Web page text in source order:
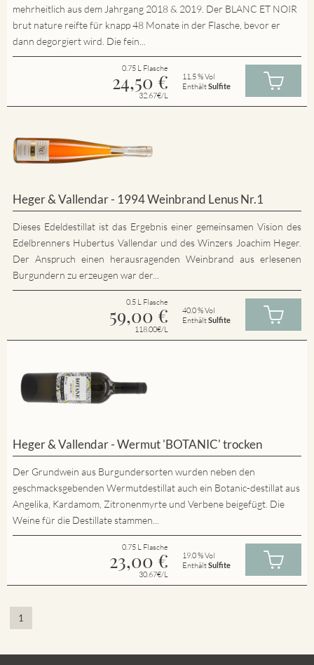
mehrheitlich aus dem Jahrgang 2018 & 2019. Der BLANC ET NOIR
brut nature reifte für knapp 48 Monate in der Flasche, bevor er
dann degorgiert wird. Die fein...
0.75 L Flasche
24,50 €
32.67€/L
11.5 % Vol
EnthältSulfite
Heger & Vallendar - 1994 Weinbrand Lenus Nr.1
Dieses Edeldestillat ist das Ergebnis einer gemeinsamen Vision des
Edelbrenners Hubertus Vallendar und des Winzers Joachim Heger.
Der Anspruch einen herausragenden Weinbrand aus erlesenen
Burgundern zu erzeugen war der...
0.5 L Flasche
59,00 €
118.00€/L
40.0 % Vol
EnthältSulfite
Heger & Vallendar - Wermut 'BOTANIC' trocken
Der Grundwein aus Burgundersorten wurden neben den
geschmacksgebenden Wermutdestillat auch ein Botanic-destillat aus
Angelika, Kardamom, Zitronenmyrte und Verbene beigefügt. Die
Weine für die Destillate stammen...
0.75 L Flasche
23,00 €
30.67€/L
19.0 % Vol
EnthältSulfite
1